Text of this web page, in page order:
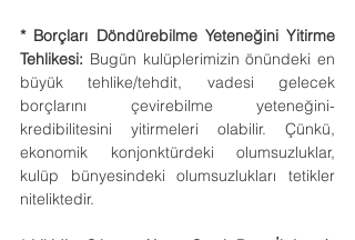
* Borçları Döndürebilme Yeteneğini Yitirme
Tehlikesi: Bugün kulüplerimizin önündeki en
büyük tehlike/tehdit, vadesi gelecek
borçlarını çevirebilme yeteneğini-
kredibilitesini yitirmeleri olabilir. Çünkü,
ekonomik konjonktürdeki olumsuzluklar,
kulüp bünyesindeki olumsuzlukları tetikler
niteliktedir.